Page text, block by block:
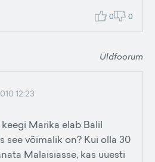
0 0
Üldfoorum
12:23
Marika elab Balil
see võimalik on? Kui olla 30
Malaisiasse, kas uuesti